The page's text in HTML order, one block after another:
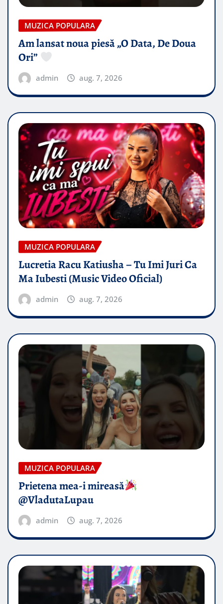
MUZICA POPULARA
Am lansat noua piesă „O Data, De Doua
Ori”
admin aug. 7, 2026
MUZICA POPULARA
Lucretia Racu Katiusha – Tu Imi Juri Ca
Ma Iubesti (Music Video Oficial)
admin aug. 7, 2026
MUZICA POPULARA
Prietena mea-i mireasă​
@VladutaLupau
admin aug. 7, 2026